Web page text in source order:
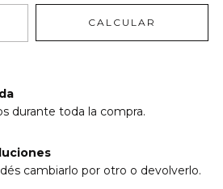
CALCULAR
durante toda la compra.
cambiarlo por otro o devolverlo.